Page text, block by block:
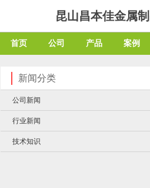
昆山昌本佳金属
首页 公司 产品 案例
新闻分类
公司新闻
行业新闻
技术知识